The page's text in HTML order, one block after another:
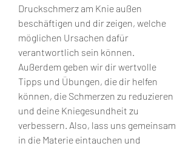
Druckschmerz am Knie außen
beschäftigen und dir zeigen, welche
möglichen Ursachen dafür
verantwortlich sein können.
Außerdem geben wir dir wertvolle
Tipps und Übungen, die dir helfen
können, die Schmerzen zu reduzieren
und deine Kniegesundheit zu
verbessern. Also, lass uns gemeinsam
in die Materie eintauchen und